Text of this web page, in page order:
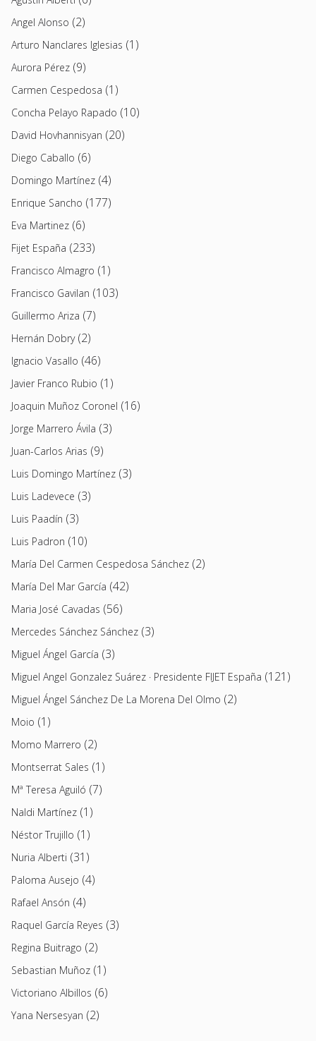
Angel Alonso (2)
Arturo Nanclares Iglesias (1)
Aurora Pérez (9)
Carmen Cespedosa (1)
Concha Pelayo Rapado (10)
David Hovhannisyan (20)
Diego Caballo (6)
Domingo Martínez (4)
Enrique Sancho (177)
Eva Martinez (6)
Fijet España (233)
Francisco Almagro (1)
Francisco Gavilan (103)
Guillermo Ariza (7)
Hernán Dobry(2)
Ignacio Vasallo (46)
Javier Franco Rubio (1)
Joaquin Muñoz Coronel (16)
Jorge Marrero Ávila (3)
Juan-Carlos Arias (9)
Luis Domingo Martínez (3)
Luis Ladevece (3)
Luis Paadín (3)
Luis Padron (10)
María Del Carmen Cespedosa Sánchez (2)
María Del Mar García (42)
Maria José Cavadas (56)
Mercedes Sánchez Sánchez (3)
Miguel Ángel García (3)
Miguel Angel Gonzalez Suárez · Presidente FIJET España (121)
Miguel Ángel Sánchez De La Morena Del Olmo (2)
Moio (1)
Momo Marrero (2)
Montserrat Sales (1)
Mª Teresa Aguiló (7)
Naldi Martínez (1)
Néstor Trujillo (1)
Nuria Alberti (31)
Paloma Ausejo (4)
Rafael Ansón (4)
Raquel García Reyes (3)
Regina Buitrago (2)
Sebastian Muñoz (1)
Victoriano Albillos (6)
Yana Nersesyan (2)